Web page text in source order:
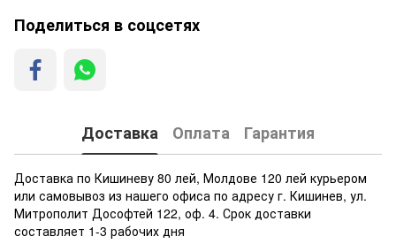
Поделиться в соцсетях
Доставка Оплата Гарантия
Доставка по Кишиневу 80 лей, Молдове 120 лей курьером
или самовывоз из нашего офиса по адресу г. Кишинев, ул.
Митрополит Дософтей 122, оф. 4. Срок доставки
составляет 1-3 рабочих дня